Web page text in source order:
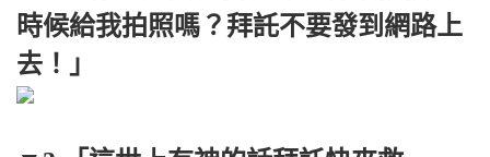
時候給我拍照嗎？拜託不要發到網路上
去！」